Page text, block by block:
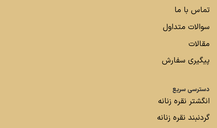
تماس با ما
سوالات متداول
مقالات
پیگیری سفارش
دسترسی سریع
انگشتر نقره زنانه
گردنبند نقره زنانه